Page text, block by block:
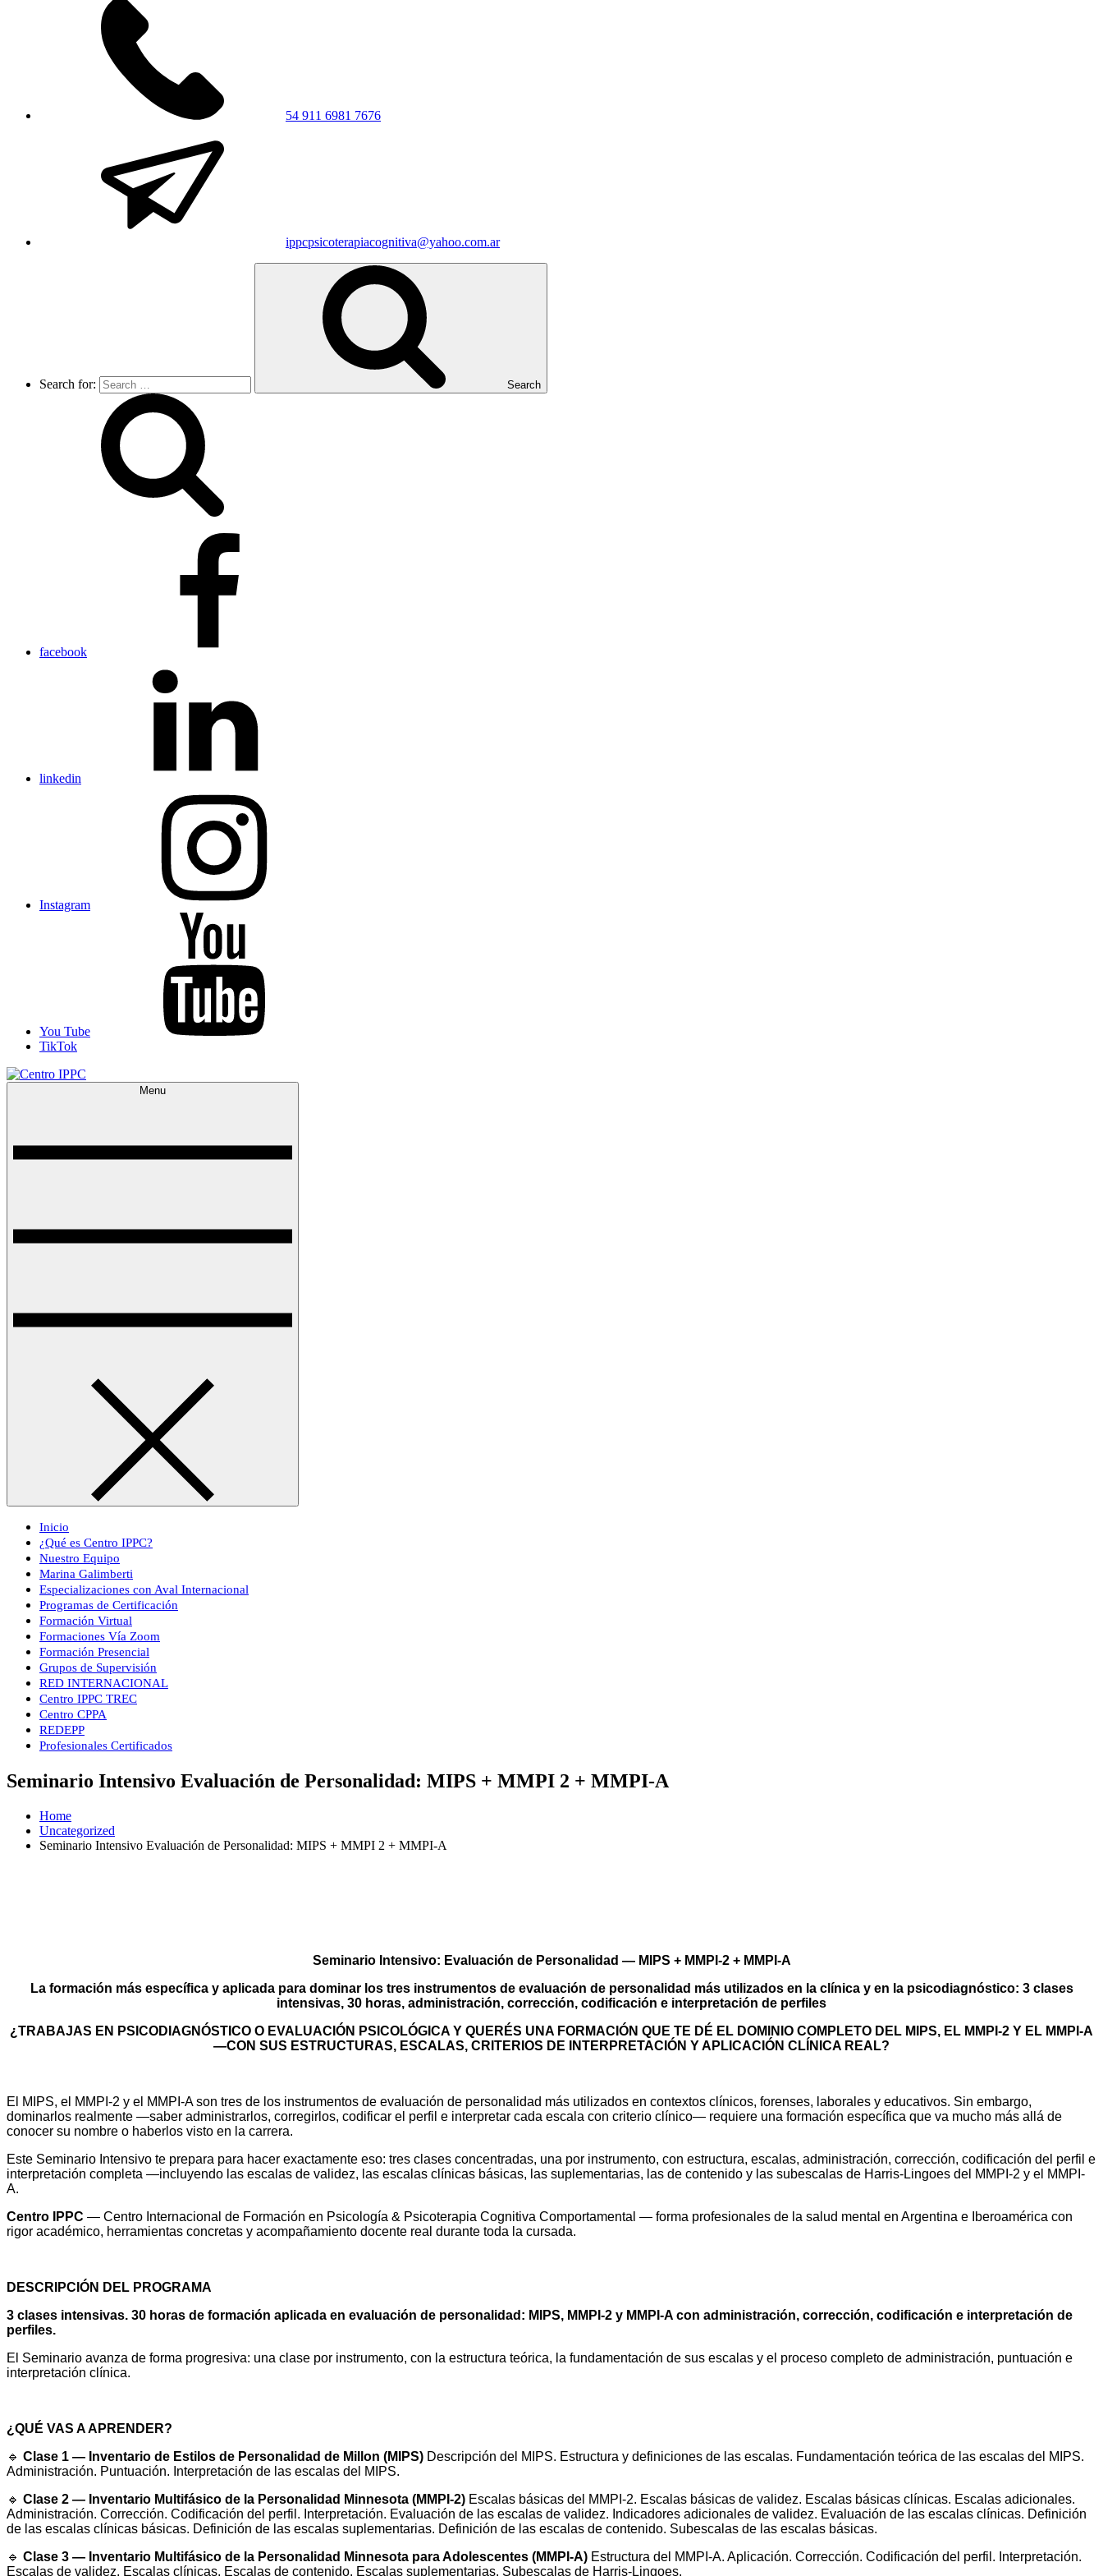
54 911 6981 7676
ippcpsicoterapiacognitiva@yahoo.com.ar
Search for: Search
facebook
linkedin
Instagram
You Tube
TikTok
Menu
Inicio
¿Qué es Centro IPPC?
Nuestro Equipo
Marina Galimberti
Especializaciones con Aval Internacional
Programas de Certificación
Formación Virtual
Formaciones Vía Zoom
Formación Presencial
Grupos de Supervisión
RED INTERNACIONAL
Centro IPPC TREC
Centro CPPA
REDEPP
Profesionales Certificados
Seminario Intensivo Evaluación de Personalidad: MIPS + MMPI 2 + MMPI-A
Home
Uncategorized
Seminario Intensivo Evaluación de Personalidad: MIPS + MMPI 2 + MMPI-A
Seminario Intensivo: Evaluación de Personalidad — MIPS + MMPI-2 + MMPI-A
La formación más específica y aplicada para dominar los tres instrumentos de evaluación de personalidad más utilizados en la clínica y en la psicodiagnóstico: 3 clases
intensivas, 30 horas, administración, corrección, codificación e interpretación de perfiles
¿TRABAJAS EN PSICODIAGNÓSTICO O EVALUACIÓN PSICOLÓGICA Y QUERÉS UNA FORMACIÓN QUE TE DÉ EL DOMINIO COMPLETO DEL MIPS, EL MMPI-2 Y EL MMPI-A
—CON SUS ESTRUCTURAS, ESCALAS, CRITERIOS DE INTERPRETACIÓN Y APLICACIÓN CLÍNICA REAL?
El MIPS, el MMPI-2 y el MMPI-A son tres de los instrumentos de evaluación de personalidad más utilizados en contextos clínicos, forenses, laborales y educativos. Sin embargo,
dominarlos realmente —saber administrarlos, corregirlos, codificar el perfil e interpretar cada escala con criterio clínico— requiere una formación específica que va mucho más allá de
conocer su nombre o haberlos visto en la carrera.
Este Seminario Intensivo te prepara para hacer exactamente eso: tres clases concentradas, una por instrumento, con estructura, escalas, administración, corrección, codificación del perfil e
interpretación completa —incluyendo las escalas de validez, las escalas clínicas básicas, las suplementarias, las de contenido y las subescalas de Harris-Lingoes del MMPI-2 y el MMPI-
A.
Centro IPPC — Centro Internacional de Formación en Psicología & Psicoterapia Cognitiva Comportamental — forma profesionales de la salud mental en Argentina e Iberoamérica con
rigor académico, herramientas concretas y acompañamiento docente real durante toda la cursada.
DESCRIPCIÓN DEL PROGRAMA
3 clases intensivas. 30 horas de formación aplicada en evaluación de personalidad: MIPS, MMPI-2 y MMPI-A con administración, corrección, codificación e interpretación de
perfiles.
El Seminario avanza de forma progresiva: una clase por instrumento, con la estructura teórica, la fundamentación de sus escalas y el proceso completo de administración, puntuación e
interpretación clínica.
¿QUÉ VAS A APRENDER?
🔹 Clase 1 — Inventario de Estilos de Personalidad de Millon (MIPS) Descripción del MIPS. Estructura y definiciones de las escalas. Fundamentación teórica de las escalas del MIPS.
Administración. Puntuación. Interpretación de las escalas del MIPS.
🔹 Clase 2 — Inventario Multifásico de la Personalidad Minnesota (MMPI-2) Escalas básicas del MMPI-2. Escalas básicas de validez. Escalas básicas clínicas. Escalas adicionales.
Administración. Corrección. Codificación del perfil. Interpretación. Evaluación de las escalas de validez. Indicadores adicionales de validez. Evaluación de las escalas clínicas. Definición
de las escalas clínicas básicas. Definición de las escalas suplementarias. Definición de las escalas de contenido. Subescalas de las escalas básicas.
🔹 Clase 3 — Inventario Multifásico de la Personalidad Minnesota para Adolescentes (MMPI-A) Estructura del MMPI-A. Aplicación. Corrección. Codificación del perfil. Interpretación.
Escalas de validez. Escalas clínicas. Escalas de contenido. Escalas suplementarias. Subescalas de Harris-Lingoes.